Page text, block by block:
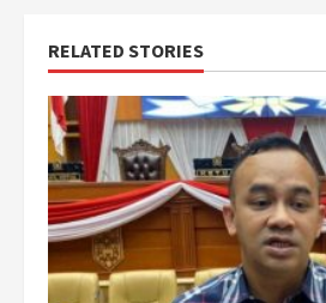
RELATED STORIES